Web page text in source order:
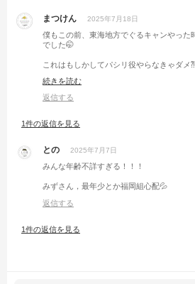
まつけん 2025年7月18日
僕もこの前、東海地方でぐるキャンやった
でした🤭
これはもしかしてパシリ役やらなきゃダメ
CAMPiii以外と年齢層高めですよね🤣
続きを読む
返信する
1件の返信を見る
との 2025年7月7日
みんな年齢不詳すぎる！！！
みずさん，最年少とか福岡組心配💦
返信する
1件の返信を見る